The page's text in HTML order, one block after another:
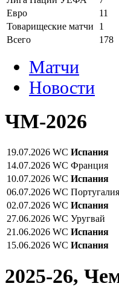
Евро
11
Товарищеские матчи
1
Всего
178
Матчи
Новости
ЧМ-2026
19.07.2026 WC Испания
14.07.2026 WC Франция
10.07.2026 WC Испания
06.07.2026 WC Португалия
02.07.2026 WC Испания
27.06.2026 WC Уругвай
21.06.2026 WC Испания
15.06.2026 WC Испания
2025-26,